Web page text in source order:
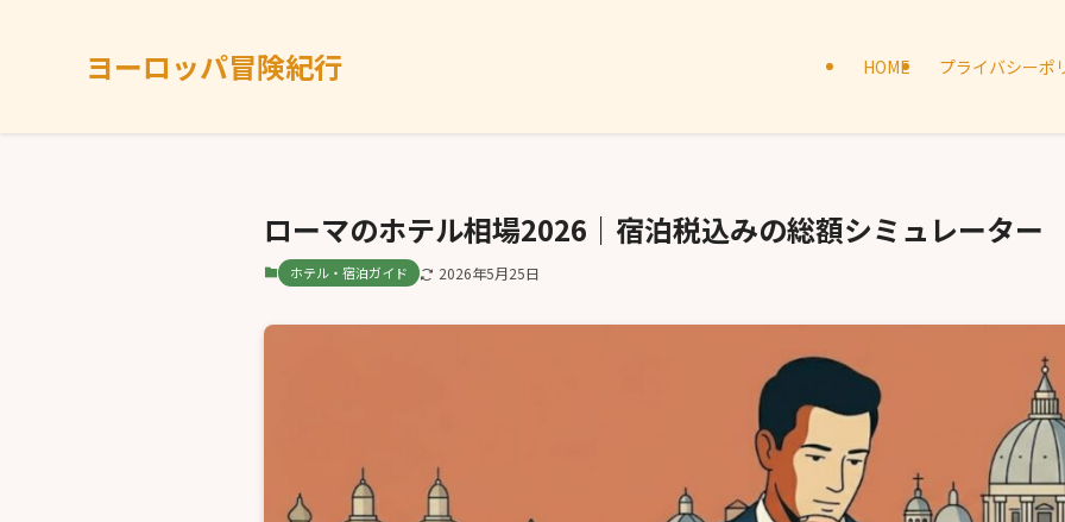
ヨーロッパ冒険紀行 HOME プライバシーポ
ローマのホテル相場2026｜宿泊税込みの総額シミュレーター
ホテル・宿泊ガイド 2026年5月25日